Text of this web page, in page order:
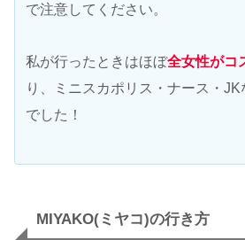
で注意してください。
私が行ったときはほぼ全女性がコ
り、ミニスカポリス・ナース・JK
でした！
MIYAKO(ミヤコ)の行き方